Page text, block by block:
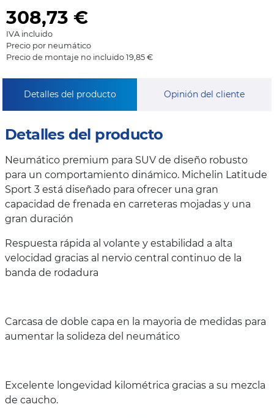
308,73 €
IVA incluido
Precio por neumático
Precio de montaje no incluido 19,85 €
Detalles del producto Opinión del cliente
Detalles del producto
Neumático premium para SUV de diseño robusto
para un comportamiento dinámico. Michelin Latitude
Sport 3 está diseñado para ofrecer una gran
capacidad de frenada en carreteras mojadas y una
gran duración
Respuesta rápida al volante y estabilidad a alta
velocidad gracias al nervio central continuo de la
banda de rodadura
Carcasa de doble capa en la mayoria de medidas para
aumentar la solideza del neumático
Excelente longevidad kilométrica gracias a su mezcla
de caucho.